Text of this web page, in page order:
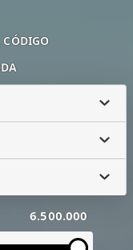
CÓDIGO
6.500.000